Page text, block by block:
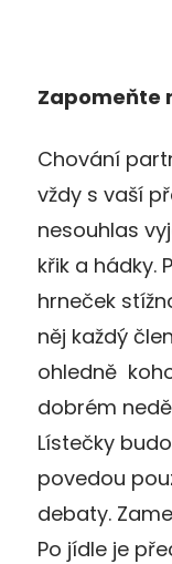
Zapomeňte
Chování
vždy s vaší
nesouhlas
křik a hádky.
hrneček
něj každý
ohledně
dobrém
Lístečky
povedou
debaty.
Po jídle je